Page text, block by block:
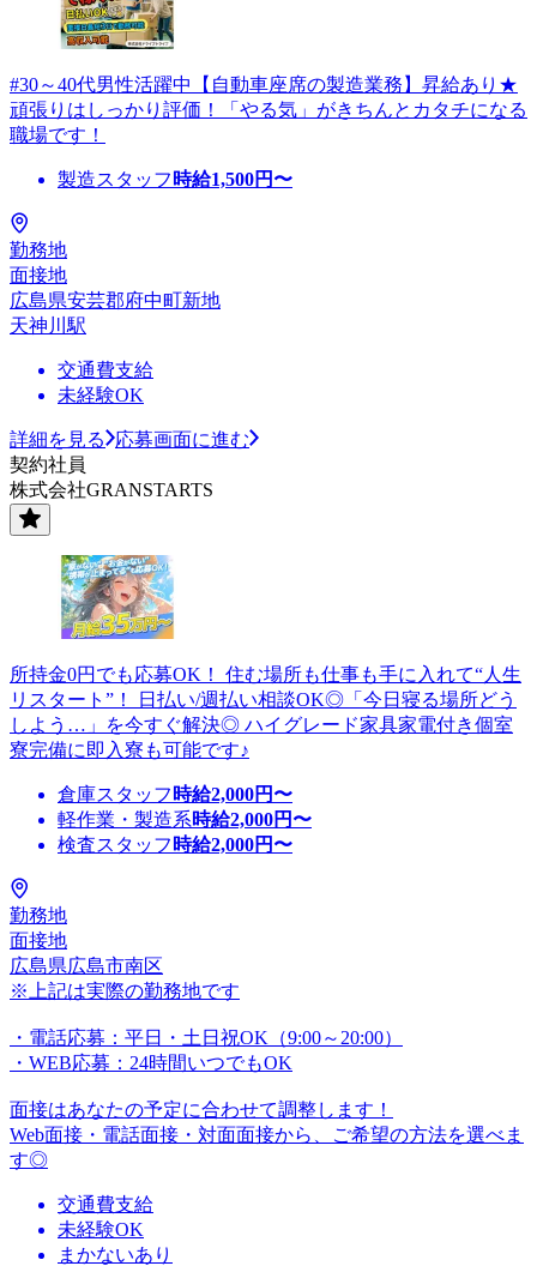
#30～40代男性活躍中【自動車座席の製造業務】昇給あり★
頑張りはしっかり評価！「やる気」がきちんとカタチになる
職場です！
製造スタッフ 時給1,500円〜
勤務地
面接地
広島県安芸郡府中町新地
天神川駅
交通費支給
未経験OK
詳細を見る
応募画面に進む
契約社員
株式会社GRANSTARTS
所持金0円でも応募OK！ 住む場所も仕事も手に入れて“人生
リスタート”！ 日払い/週払い相談OK◎「今日寝る場所どう
しよう…」を今すぐ解決◎ ハイグレード家具家電付き個室
寮完備に即入寮も可能です♪
倉庫スタッフ 時給2,000円〜
軽作業・製造系時給2,000円〜
検査スタッフ 時給2,000円〜
勤務地
面接地
広島県広島市南区
※上記は実際の勤務地です
・電話応募：平日・土日祝OK（9:00～20:00）
・WEB応募：24時間いつでもOK
面接はあなたの予定に合わせて調整します！
Web面接・電話面接・対面面接から、ご希望の方法を選べま
す◎
交通費支給
未経験OK
まかないあり